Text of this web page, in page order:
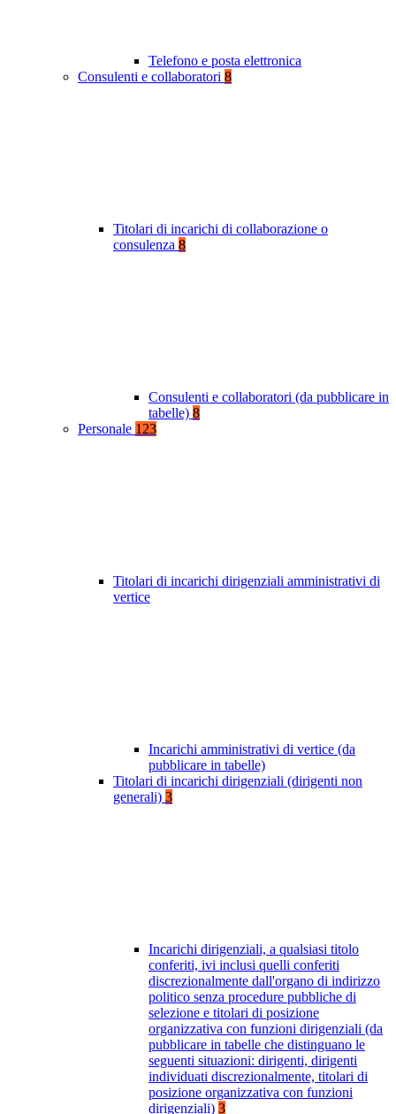
Telefono e posta elettronica
Consulenti e collaboratori 8
Titolari di incarichi di collaborazione o
consulenza 8
Consulenti e collaboratori (da pubblicare in
tabelle) 8
Personale 123
Titolari di incarichi dirigenziali amministrativi di
vertice
Incarichi amministrativi di vertice (da
pubblicare in tabelle)
Titolari di incarichi dirigenziali (dirigenti non
generali) 3
Incarichi dirigenziali, a qualsiasi titolo
conferiti, ivi inclusi quelli conferiti
discrezionalmente dall'organo di indirizzo
politico senza procedure pubbliche di
selezione e titolari di posizione
organizzativa con funzioni dirigenziali (da
pubblicare in tabelle che distinguano le
seguenti situazioni: dirigenti, dirigenti
individuati discrezionalmente, titolari di
posizione organizzativa con funzioni
dirigenziali) 3